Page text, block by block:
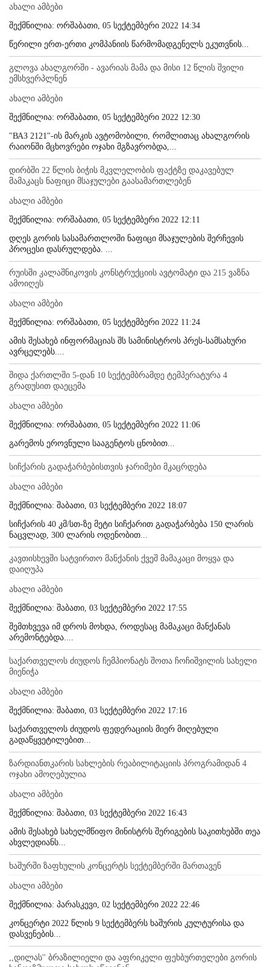
ახალი ამბები
შექმნილია: ორშაბათი, 05 სექტემბერი 2022 14:34
წერილი ერთ-ერთი კომპანიის წარმომადგენელს ეკუთვნის...
გლოვა ახალგორში - ავარიას მამა და მისი 12 წლის შვილი
ემსხვერპლნენ
ახალი ამბები
შექმნილია: ორშაბათი, 05 სექტემბერი 2022 12:30
"ВАЗ 2121"-ის მარკის ავტომობილი, რომლითაც ახალგორის
რაიონში მცხოვრები ოჯახი მგზავრობდა,...
დირბში 22 წლის ბიჭის მკვლელობის ფაქტზე დაკავებულ
მამაკაცს ნაფიცი მსაჯულები გაასამართლებენ
ახალი ამბები
შექმნილია: ორშაბათი, 05 სექტემბერი 2022 12:11
დღეს გორის სასამართლოში ნაფიცი მსაჯულების შერჩევის
პროცესი დასრულდება. ...
რუისში კალაშნიკოვის კონსტრუქციის ავტომატი და 215 ვაზნა
ამოიღეს
ახალი ამბები
შექმნილია: ორშაბათი, 05 სექტემბერი 2022 11:24
ამის შესახებ ინფორმაციას შს სამინისტროს პრეს-სამსახური
ავრცელებს....
შიდა ქართლში 5-დან 10 სექტემბრამდე ტემპერატურა 4
გრადუსით დაეცემა
ახალი ამბები
შექმნილია: ორშაბათი, 05 სექტემბერი 2022 11:06
გარემოს ეროვნული სააგენტოს ცნობით...
სიჩქარის გადაჭარბებისთვის ჯარიმები მკაცრდება
ახალი ამბები
შექმნილია: შაბათი, 03 სექტემბერი 2022 18:07
სიჩქარის 40 კმ/სთ-ზე მეტი სიჩქარით გადაჭარბება 150 ლარის
ნაცვლად, 300 ლარის ოდენობით...
კავთისხევში სატვირთო მანქანის ქვეშ მამაკაცი მოყვა და
დაიღუპა
ახალი ამბები
შექმნილია: შაბათი, 03 სექტემბერი 2022 17:55
შემთხვევა იმ დროს მოხდა, როდესაც მამაკაცი მანქანას
არემონტებდა....
საქართველოს ძიუდოს ჩემპიონატს შოთა ჩოჩიშვილის სახელი
მიენიჭა
ახალი ამბები
შექმნილია: შაბათი, 03 სექტემბერი 2022 17:16
საქართველოს ძიუდოს ფედერაციის მიერ მიღებული
გადაწყვეტილებით...
ზარდიანთკარის სახლების რეაბილიტაციის პროგრამიდან 4
ოჯახი ამოღებულია
ახალი ამბები
შექმნილია: შაბათი, 03 სექტემბერი 2022 16:43
ამის შესახებ სახელმწიფო მინისტრს შერიგების საკითხებში თეა
ახვლედიანს...
ხაშურში ზაფხულის კონცერტს სექტემბერში მართავენ
ახალი ამბები
შექმნილია: პარასკევი, 02 სექტემბერი 2022 22:46
კონცერტი 2022 წლის 9 სექტემბერს ხაშურის კულტურისა და
დასვენების...
,,დილას'' ბრაზილიელი და აფრიკელი ფეხბურთელები გორის